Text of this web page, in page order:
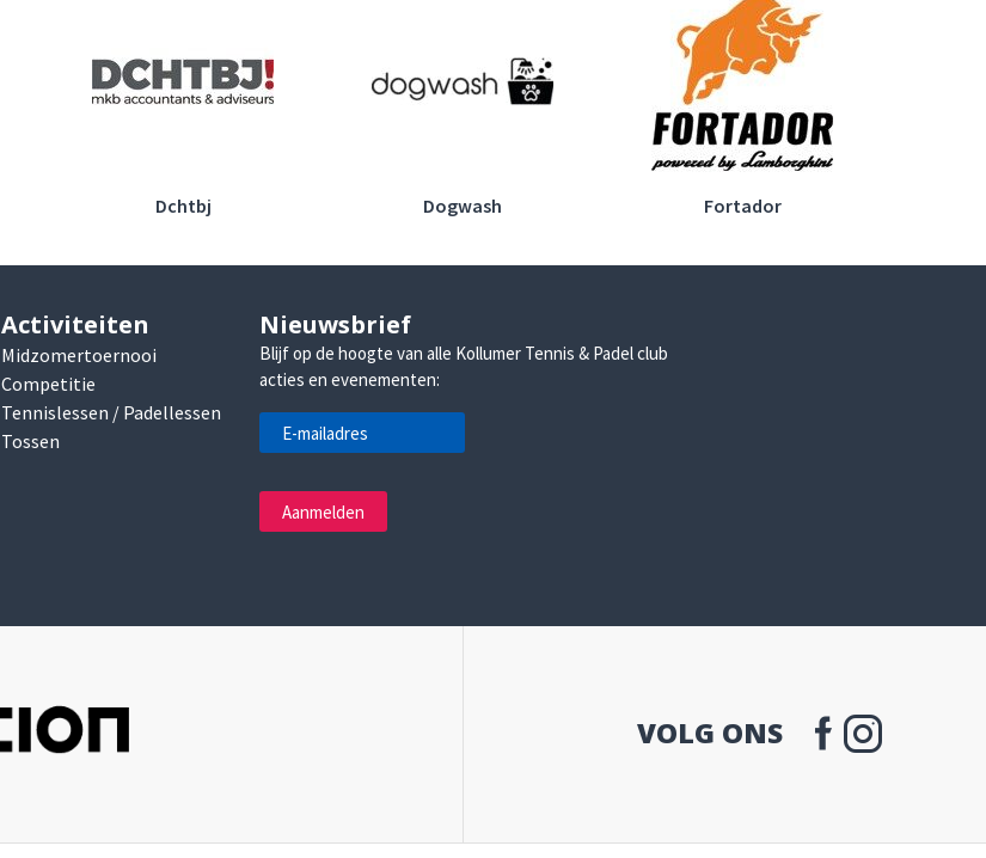
Dogwash Fortador Glasservice van der Galiën
Activiteiten
Midzomertoernooi
Competitie
Tennislessen / Padellessen
Tossen
Nieuwsbrief
Blijf op de hoogte van alle Kollumer Tennis & Padel club
acties en evenementen:
VOLG ONS